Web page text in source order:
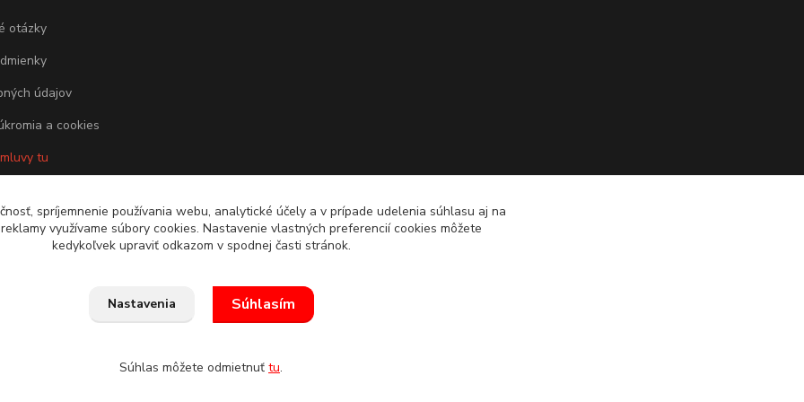
otázky
údajov
a cookies
tu
spríjemnenie používania webu, analytické účely a v prípade udelenia súhlasu aj na
využívame súbory cookies. Nastavenie vlastných preferencií cookies môžete
kedykoľvek upraviť odkazom v spodnej časti stránok.
Nastavenia Súhlasím
Súhlas môžete odmietnuť tu.